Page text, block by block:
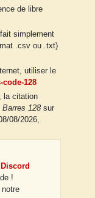
de libre
simplement
.csv ou .txt)
utiliser le
128
la citation
Barres 128 sur
08/2026,
Discord
!